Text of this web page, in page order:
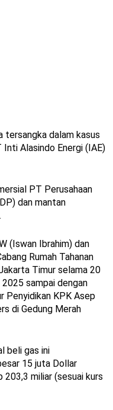
tersangka dalam kasus
Alasindo Energi (IAE)
PT Perusahaan
dan mantan
(Iswan Ibrahim) dan
Rumah Tahanan
Timur selama 20
sampai dengan
Penyidikan KPK Asep
di Gedung Merah
beli gas ini
15 juta Dollar
miliar (sesuai kurs